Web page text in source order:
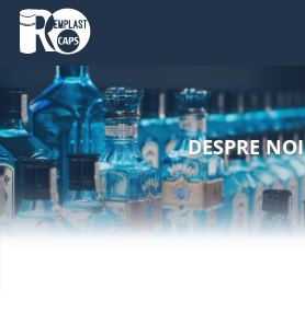
RO
EN
DESPRE
NOI
PRODUSE
SERVICII
DESPRE NOI